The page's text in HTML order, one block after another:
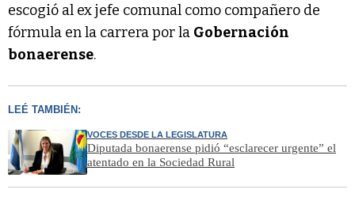
escogió al ex jefe comunal como compañero de
fórmula en la carrera por la Gobernación
bonaerense.
LEÉ TAMBIÉN:
VOCES DESDE LA LEGISLATURA
Diputada bonaerense pidió “esclarecer urgente” el
atentado en la Sociedad Rural